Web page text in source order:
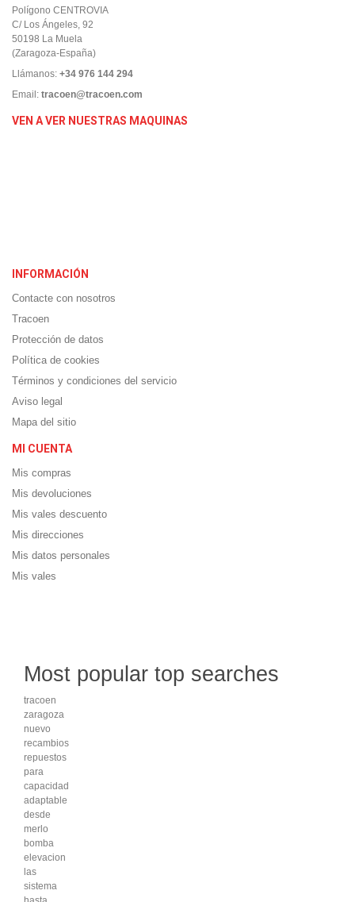
Polígono CENTROVIA
C/ Los Ángeles, 92
50198 La Muela
(Zaragoza-España)
Llámanos: +34 976 144 294
Email: tracoen@tracoen.com
VEN A VER NUESTRAS MAQUINAS
INFORMACIÓN
Contacte con nosotros
Tracoen
Protección de datos
Política de cookies
Términos y condiciones del servicio
Aviso legal
Mapa del sitio
MI CUENTA
Mis compras
Mis devoluciones
Mis vales descuento
Mis direcciones
Mis datos personales
Mis vales
Most popular top searches
tracoen
zaragoza
nuevo
recambios
repuestos
para
capacidad
adaptable
desde
merlo
bomba
elevacion
las
sistema